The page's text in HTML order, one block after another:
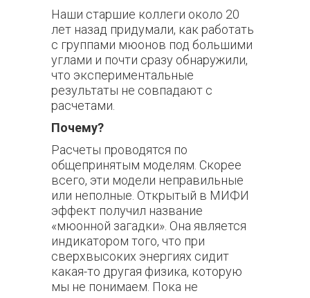
Наши старшие коллеги около 20
лет назад придумали, как работать
с группами мюонов под большими
углами и почти сразу обнаружили,
что экспериментальные
результаты не совпадают с
расчетами.
Почему?
Расчеты проводятся по
общепринятым моделям. Скорее
всего, эти модели неправильные
или неполные. Открытый в МИФИ
эффект получил название
«мюонной загадки». Она является
индикатором того, что при
сверхвысоких энергиях сидит
какая-то другая физика, которую
мы не понимаем. Пока не